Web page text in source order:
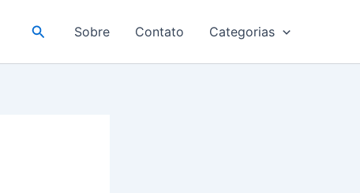
Pesquisar
Sobre Contato Categorias